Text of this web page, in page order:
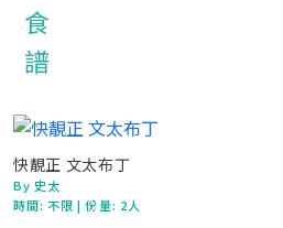
快靚正 文太布丁
By 史太
時間: 不限 | 份量: 2人